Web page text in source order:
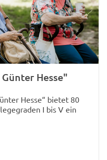
Hesse"
Hesse“ bietet 80
I bis V ein